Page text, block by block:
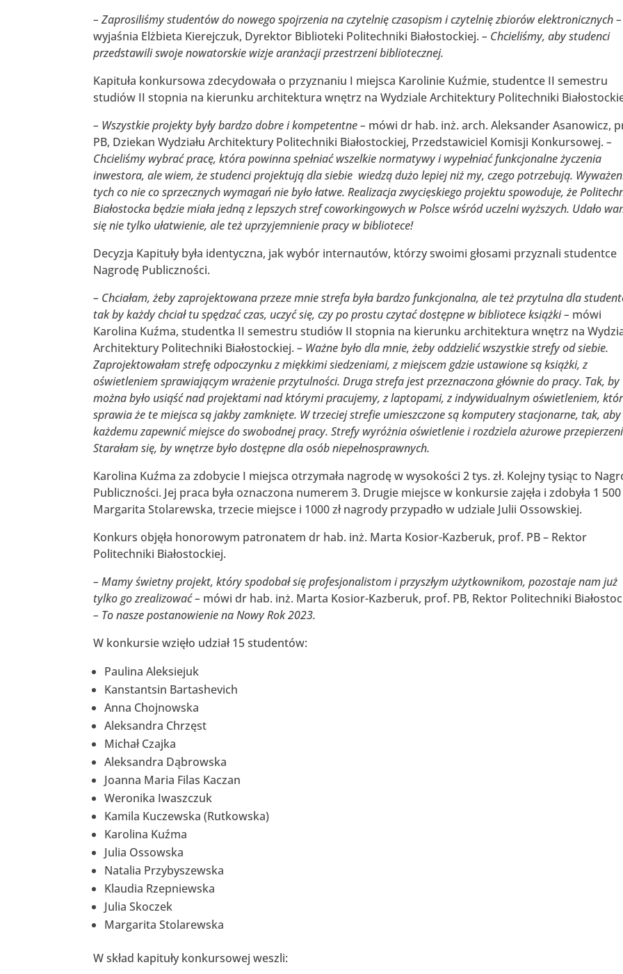
– Zaprosiliśmy studentów do nowego spojrzenia na czytelnię czasopism i czytelnię zbiorów elektronicznych –
wyjaśnia Elżbieta Kierejczuk, Dyrektor Biblioteki Politechniki Białostockiej.– Chcieliśmy, aby studenci
przedstawili swoje nowatorskie wizje aranżacji przestrzeni bibliotecznej.
Kapituła konkursowa zdecydowała o przyznaniu I miejsca Karolinie Kuźmie, studentce II semestru
studiów II stopnia na kierunku architektura wnętrz na Wydziale Architektury Politechniki
– Wszystkie projekty były bardzo dobre i kompetentne – mówi dr hab. inż. arch. Aleksander Asanowicz,
PB, Dziekan Wydziału Architektury Politechniki Białostockiej, Przedstawiciel Komisji Konkursowej.–
Chcieliśmy wybrać pracę, która powinna spełniać wszelkie normatywy i wypełniać funkcjonalne życzenia
inwestora, ale wiem, że studenci projektują dla siebie wiedzą dużo lepiej niż my, czego potrzebują.
tych co nie co sprzecznych wymagań nie było łatwe. Realizacja zwycięskiego projektu spowoduje, że
Białostocka będzie miała jedną z lepszych stref coworkingowych w Polsce wśród uczelni wyższych. Udało
się nie tylko ułatwienie, ale też uprzyjemnienie pracy w bibliotece!
Decyzja Kapituły była identyczna, jak wybór internautów, którzy swoimi głosami przyznali studentce
Nagrodę Publiczności.
– Chciałam, żeby zaprojektowana przeze mnie strefa była bardzo funkcjonalna, ale też przytulna dla
tak by każdy chciał tu spędzać czas, uczyć się, czy po prostu czytać dostępne w bibliotece książki – mówi
Karolina Kuźma, studentka II semestru studiów II stopnia na kierunku architektura wnętrz na
Architektury Politechniki Białostockiej.– Ważne było dla mnie, żeby oddzielić wszystkie strefy od siebie.
Zaprojektowałam strefę odpoczynku z miękkimi siedzeniami, z miejscem gdzie ustawione są książki, z
oświetleniem sprawiającym wrażenie przytulności. Druga strefa jest przeznaczona głównie do pracy. Tak, by
można było usiąść nad projektami nad którymi pracujemy, z laptopami, z indywidualnym oświetleniem,
sprawia że te miejsca są jakby zamknięte. W trzeciej strefie umieszczone są komputery stacjonarne, tak, aby
każdemu zapewnić miejsce do swobodnej pracy. Strefy wyróżnia oświetlenie i rozdziela ażurowe
Starałam się, by wnętrze było dostępne dla osób niepełnosprawnych.
Karolina Kuźma za zdobycie I miejsca otrzymała nagrodę w wysokości 2 tys. zł. Kolejny tysiąc to
Publiczności. Jej praca była oznaczona numerem 3. Drugie miejsce w konkursie zajęła i zdobyła 1 500
Margarita Stolarewska, trzecie miejsce i 1000 zł nagrody przypadło w udziale Julii Ossowskiej.
Konkurs objęła honorowym patronatem dr hab. inż. Marta Kosior-Kazberuk, prof. PB – Rektor
Politechniki Białostockiej.
– Mamy świetny projekt, który spodobał się profesjonalistom i przyszłym użytkownikom, pozostaje nam już
tylko go zrealizować – mówi dr hab. inż. Marta Kosior-Kazberuk, prof. PB, Rektor Politechniki
– To nasze postanowienie na Nowy Rok 2023.
W konkursie wzięło udział 15 studentów:
Paulina Aleksiejuk
Kanstantsin Bartashevich
Anna Chojnowska
Aleksandra Chrzęst
Michał Czajka
Aleksandra Dąbrowska
Joanna Maria Filas Kaczan
Weronika Iwaszczuk
Kamila Kuczewska (Rutkowska)
Karolina Kuźma
Julia Ossowska
Natalia Przybyszewska
Klaudia Rzepniewska
Julia Skoczek
Margarita Stolarewska
W skład kapituły konkursowej weszli: